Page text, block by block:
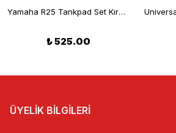
Yamaha R25 Tankpad Set Kırmızı 2014-2018
₺ 525.00
ÜYELİK BİLGİLERİ